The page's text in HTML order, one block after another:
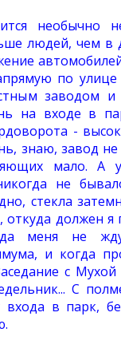
необычно
людей, чем в
по
заводом и
на входе в
-
знаю, завод
мало.
не
стекла
должен я
меня не
и когда
с
С
входа в парк,